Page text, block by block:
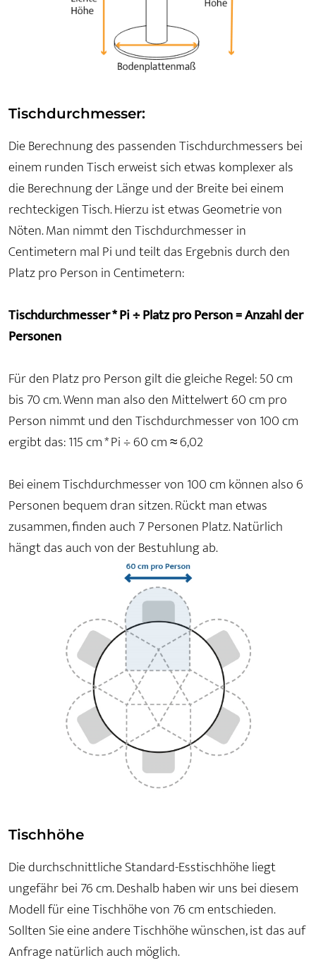
Tischdurchmesser:
Die Berechnung des passenden Tischdurchmessers bei
einem runden Tisch erweist sich etwas komplexer als
die Berechnung der Länge und der Breite bei einem
rechteckigen Tisch. Hierzu ist etwas Geometrie von
Nöten. Man nimmt den Tischdurchmesser in
Centimetern mal Pi und teilt das Ergebnis durch den
Platz pro Person in Centimetern:
Tischdurchmesser * Pi ÷ Platz pro Person = Anzahl der
Personen
Für den Platz pro Person gilt die gleiche Regel: 50 cm
bis 70 cm. Wenn man also den Mittelwert 60 cm pro
Person nimmt und den Tischdurchmesser von 100 cm
ergibt das: 115 cm * Pi ÷ 60 cm ≈ 6,02
Bei einem Tischdurchmesser von 100 cm können also 6
Personen bequem dran sitzen. Rückt man etwas
zusammen, finden auch 7 Personen Platz. Natürlich
hängt das auch von der Bestuhlung ab.
Tischhöhe
Die durchschnittliche Standard-Esstischhöhe liegt
ungefähr bei 76 cm. Deshalb haben wir uns bei diesem
Modell für eine Tischhöhe von 76 cm entschieden.
Sollten Sie eine andere Tischhöhe wünschen, ist das auf
Anfrage natürlich auch möglich.